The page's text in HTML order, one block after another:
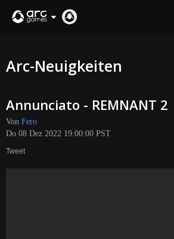
KUNDENSERVICE
Anmelden
Arc-Neuigkeiten
Annunciato - REMNANT 2
Von Fero
Do 08 Dez 2022 19:00:00 PST
Tweet